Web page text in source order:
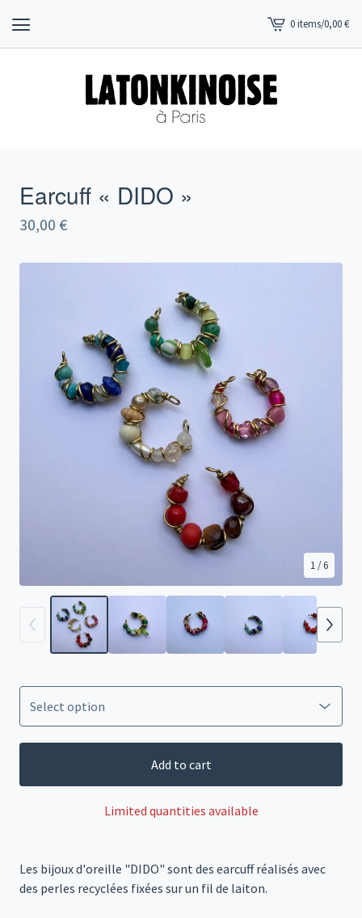
View
cart
0 items/0,00€
Earcuff « DIDO »
30,00 €
1 / 6
Add to cart
Limited quantities available
Les bijoux d'oreille "DIDO" sont des earcuff réalisés avec
des perles recyclées fixées sur un fil de laiton.